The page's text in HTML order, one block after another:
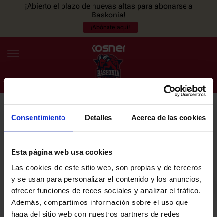
Consentimiento Detalles Acerca de las cookies
Esta página web usa cookies
Las cookies de este sitio web, son propias y de terceros
y se usan para personalizar el contenido y los anuncios,
ofrecer funciones de redes sociales y analizar el tráfico.
Además, compartimos información sobre el uso que
haga del sitio web con nuestros partners de redes
¡Abierto el plazo de nuevas altas para abonarse a
Baskonia!
¡Abónate aquí!
ES EU
NOTICIAS
PLANTILLA
ENTRADAS
NEWSLETTER
últimas noticias y promociones del club.
Email
He leído y acepto laPolítica de privacidaddel SASKI BASKONIA